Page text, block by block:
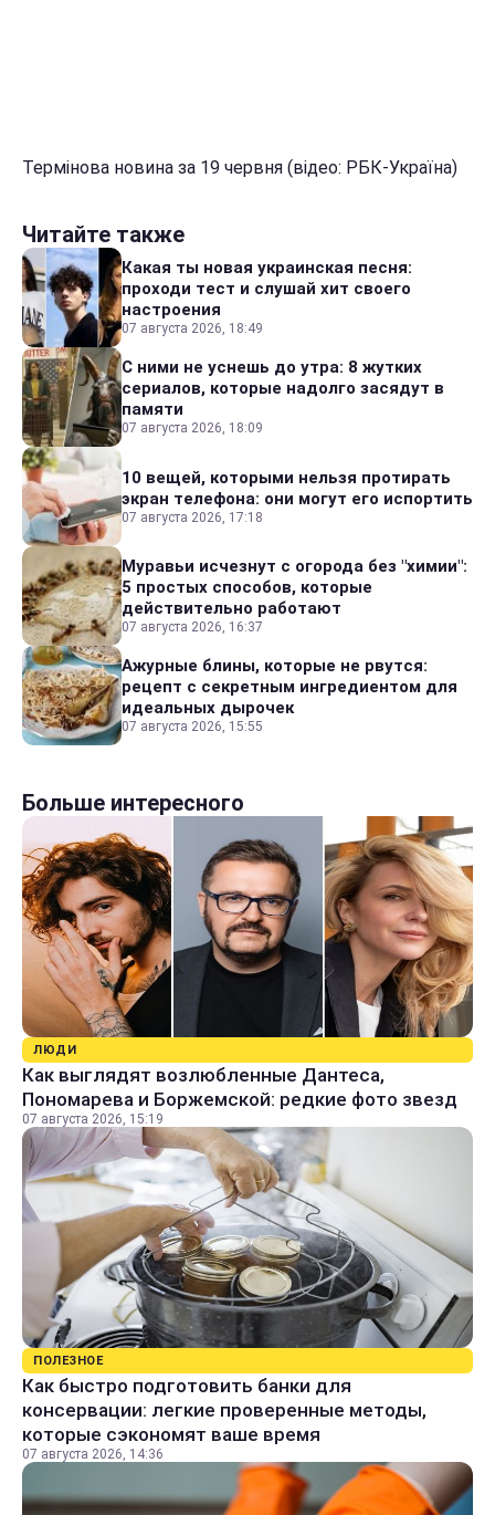
Термінова новина за 19 червня (відео: РБК-Україна)
Читайте также
Какая ты новая украинская песня:
проходи тест и слушай хит своего
настроения
07 августа 2026, 18:49
С ними не уснешь до утра: 8 жутких
сериалов, которые надолго засядут в
памяти
07 августа 2026, 18:09
10 вещей, которыми нельзя протирать
экран телефона: они могут его испортить
07 августа 2026, 17:18
Муравьи исчезнут с огорода без "химии":
5 простых способов, которые
действительно работают
07 августа 2026, 16:37
Ажурные блины, которые не рвутся:
рецепт с секретным ингредиентом для
идеальных дырочек
07 августа 2026, 15:55
Больше интересного
ЛЮДИ
Как выглядят возлюбленные Дантеса,
Пономарева и Боржемской: редкие фото звезд
07 августа 2026, 15:19
ПОЛЕЗНОЕ
Как быстро подготовить банки для
консервации: легкие проверенные методы,
которые сэкономят ваше время
07 августа 2026, 14:36